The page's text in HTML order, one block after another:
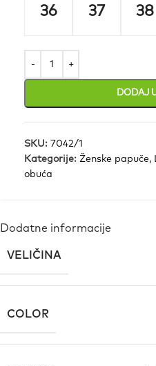
36 37 38
DODAJ
SKU: 7042/1
Kategorije: Ženske papuče,
obuća
Dodatne informacije
VELIČINA
COLOR